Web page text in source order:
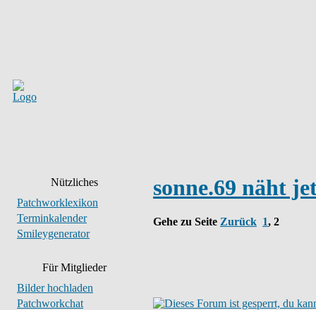
Nützliches
Patchworklexikon
Terminkalender
Smileygenerator
Für Mitglieder
Bilder hochladen
Patchworkchat
sonne.69 näht
Gehe zu Seite Zurück 1, 2